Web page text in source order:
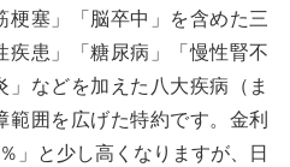
梗塞」「脳卒中」を含めた三
疾患」「糖尿病」「慢性腎不
などを加えた八大疾病（ま
範囲を広げた特約です。金利
」と少し高くなりますが、日